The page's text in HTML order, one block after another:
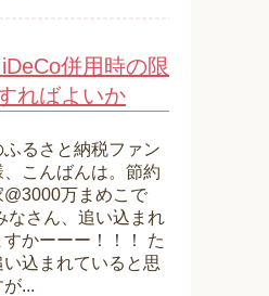
併用時の限
ればよいか
ふるさと納税ファン
、こんばんは。節約
@3000万まめこで
なさん、追い込まれ
すかーーー！！！ た
い込まれていると思
...